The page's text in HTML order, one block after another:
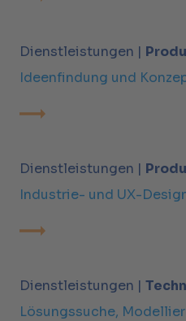
Dienstleistungen |
Ideenfindung und
Dienstleistungen |
Industrie- und UX-
Dienstleistungen |
Lösungssuche,